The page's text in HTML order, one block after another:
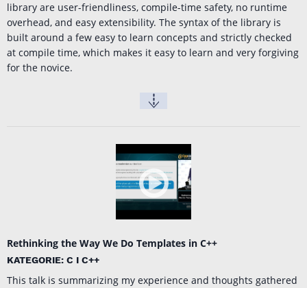
library are user-friendliness, compile-time safety, no runtime
overhead, and easy extensibility. The syntax of the library is
built around a few easy to learn concepts and strictly checked
at compile time, which makes it easy to learn and very forgiving
for the novice.
Rethinking the Way We Do Templates in C++
KATEGORIE: C I C++
This talk is summarizing my experience and thoughts gathered